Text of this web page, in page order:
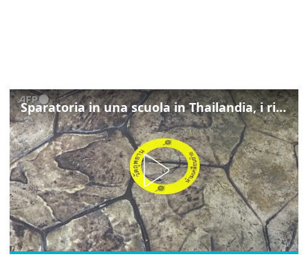
Sparatoria in una scuola in Thailandia, i rilievi della polizia